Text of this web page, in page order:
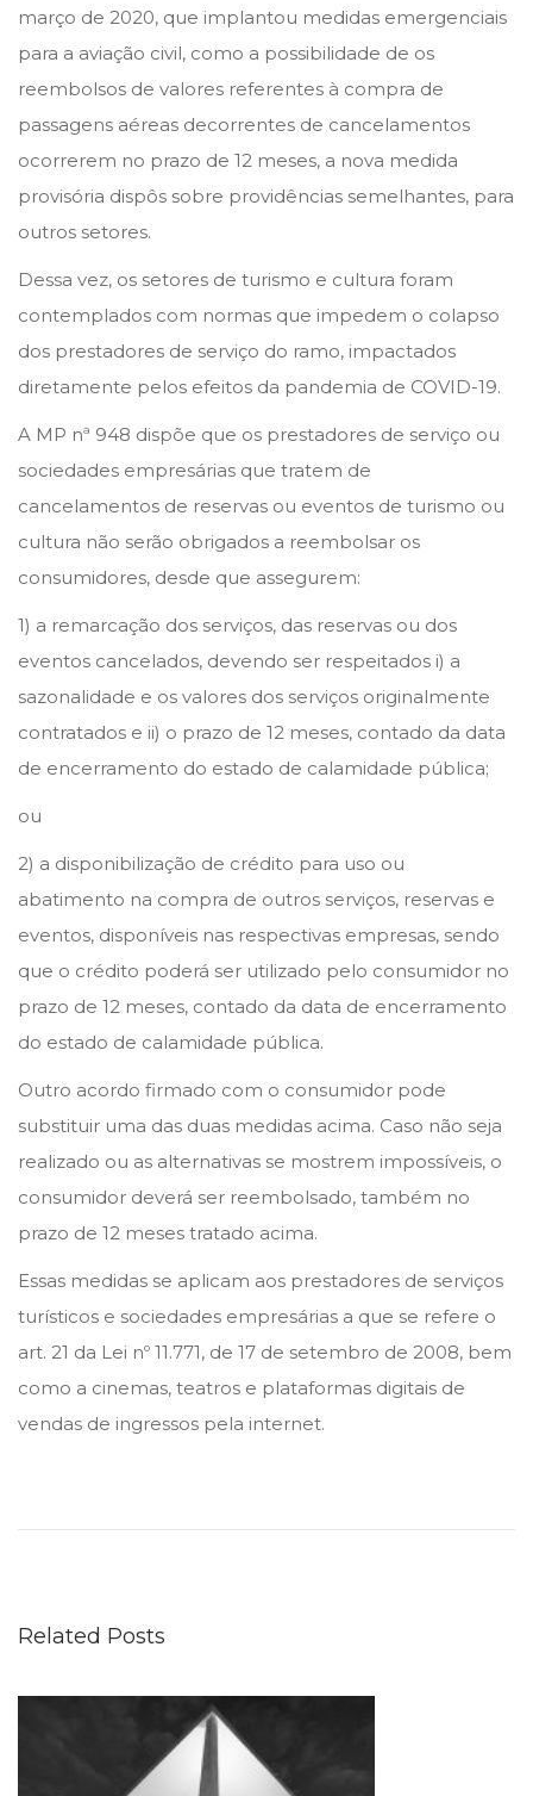
março de 2020, que implantou medidas emergenciais
para a aviação civil, como a possibilidade de os
reembolsos de valores referentes à compra de
passagens aéreas decorrentes de cancelamentos
ocorrerem no prazo de 12 meses, a nova medida
provisória dispôs sobre providências semelhantes, para
outros setores.
Dessa vez, os setores de turismo e cultura foram
contemplados com normas que impedem o colapso
dos prestadores de serviço do ramo, impactados
diretamente pelos efeitos da pandemia de COVID-19.
A MP nª 948 dispõe que os prestadores de serviço ou
sociedades empresárias que tratem de
cancelamentos de reservas ou eventos de turismo ou
cultura não serão obrigados a reembolsar os
consumidores, desde que assegurem:
1) a remarcação dos serviços, das reservas ou dos
eventos cancelados, devendo ser respeitados i) a
sazonalidade e os valores dos serviços originalmente
contratados e ii) o prazo de 12 meses, contado da data
de encerramento do estado de calamidade pública;
ou
2) a disponibilização de crédito para uso ou
abatimento na compra de outros serviços, reservas e
eventos, disponíveis nas respectivas empresas, sendo
que o crédito poderá ser utilizado pelo consumidor no
prazo de 12 meses, contado da data de encerramento
do estado de calamidade pública.
Outro acordo firmado com o consumidor pode
substituir uma das duas medidas acima. Caso não seja
realizado ou as alternativas se mostrem impossíveis, o
consumidor deverá ser reembolsado, também no
prazo de 12 meses tratado acima.
Essas medidas se aplicam aos prestadores de serviços
turísticos e sociedades empresárias a que se refere o
art. 21 da Lei nº 11.771, de 17 de setembro de 2008, bem
como a cinemas, teatros e plataformas digitais de
vendas de ingressos pela internet.
-
Related Posts